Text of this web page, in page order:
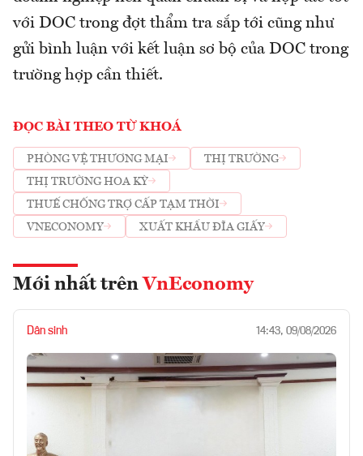
với DOC trong đợt thẩm tra sắp tới cũng như
gửi bình luận với kết luận sơ bộ của DOC trong
trường hợp cần thiết.
ĐỌC BÀI THEO TỪ KHOÁ
PHÒNG VỆ THƯƠNG MẠI
THỊ TRƯỜNG
THỊ TRƯỜNG HOA KỲ
THUẾ CHỐNG TRỢ CẤP TẠM THỜI
VNECONOMY
XUẤT KHẨU ĐĨA GIẤY
Mới nhất trên VnEconomy
Dân sinh 14:43, 09/08/2026